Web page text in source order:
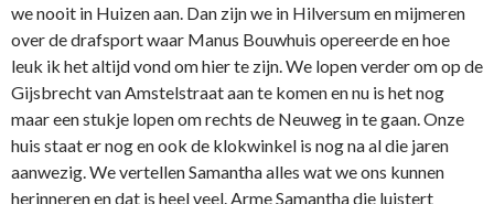
we nooit in Huizen aan. Dan zijn we in Hilversum en mijmeren
over de drafsport waar Manus Bouwhuis opereerde en hoe
leuk ik het altijd vond om hier te zijn. We lopen verder om op de
Gijsbrecht van Amstelstraat aan te komen en nu is het nog
maar een stukje lopen om rechts de Neuweg in te gaan. Onze
huis staat er nog en ook de klokwinkel is nog na al die jaren
aanwezig. We vertellen Samantha alles wat we ons kunnen
herinneren en dat is heel veel. Arme Samantha die luistert